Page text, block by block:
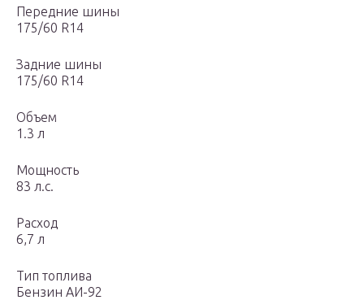
Передние шины
175/60 R14
Задние шины
175/60 R14
Объем
1.3 л
Мощность
83 л.с.
Расход
6,7 л
Тип топлива
Бензин АИ-92